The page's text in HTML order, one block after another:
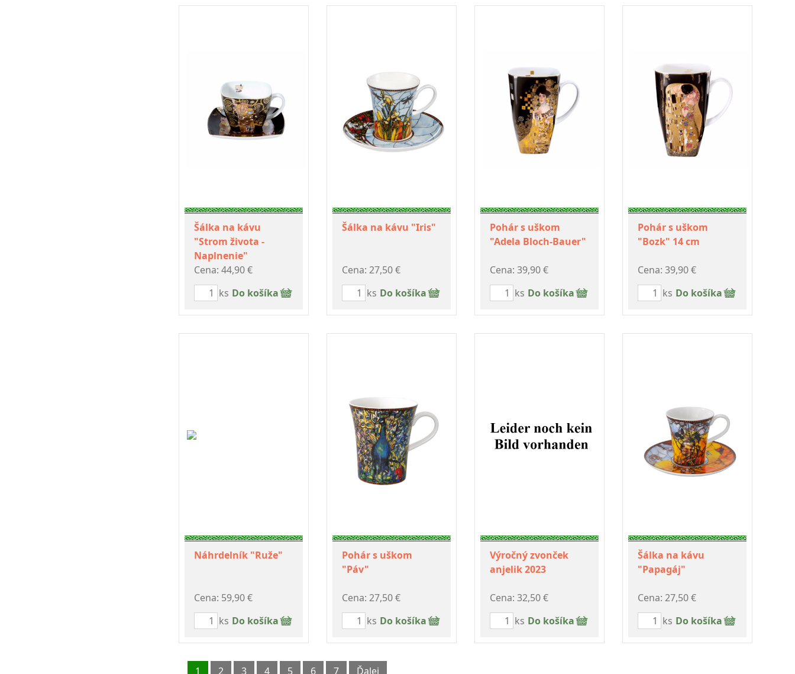
Šálka na kávu
"Strom života -
Naplnenie"
Cena: 44,90 €
ks Do košíka
Šálka na kávu "Iris"
Cena: 27,50 €
ks Do košíka
Pohár s uškom
"Adela Bloch-Bauer"
Cena: 39,90 €
ks Do košíka
Pohár s uškom
"Bozk" 14 cm
Cena: 39,90 €
ks Do košíka
Náhrdelník "Ruže"
Cena: 59,90 €
ks Do košíka
Pohár s uškom
"Páv"
Cena: 27,50 €
ks Do košíka
Výročný zvonček
anjelik 2023
Cena: 32,50 €
ks Do košíka
Šálka na kávu
"Papagáj"
Cena: 27,50 €
ks Do košíka
1 2 3 4 5 6 7 Ďalej